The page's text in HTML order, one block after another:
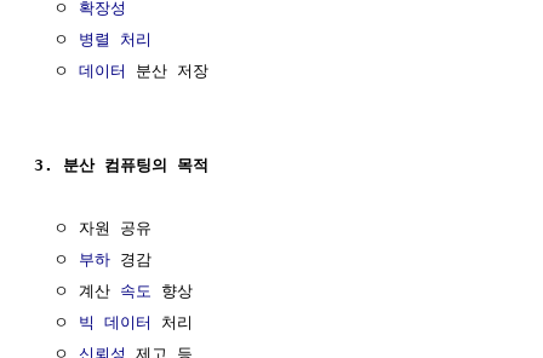
  ㅇ
확장성
  ㅇ
병렬 처리
  ㅇ
데이터 분산 저장
3. 분산 컴퓨팅의 목적
  ㅇ 자원 공유
  ㅇ
부하 경감
  ㅇ 계산
속도
향상
  ㅇ
빅 데이터
처리
  ㅇ
신뢰성 제고 등